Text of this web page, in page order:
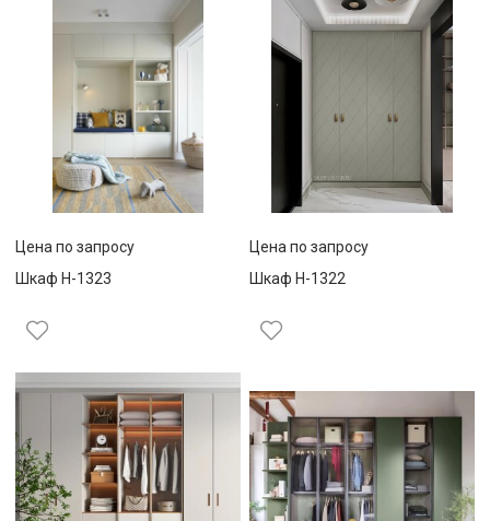
Цена по запросу
Шкаф Н-1323
Цена по запросу
Шкаф Н-1322